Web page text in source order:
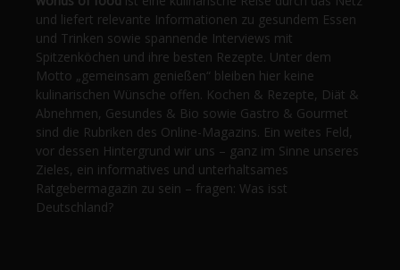
und liefert relevante Informationen zu gesundem Essen
und Trinken sowie spannende Interviews mit
Spitzenköchen und ihre besten Rezepte. Unter dem
Motto „gemeinsam genießen“ bleiben hier keine
kulinarischen Wünsche offen. Kochen & Rezepte, Diät &
Abnehmen, Gesundes & Bio sowie Gastro & Gourmet
sind die Rubriken des Online-Magazins. Ein weites Feld,
vor dessen Hintergrund wir uns – ganz im Sinne unseres
Zieles, ein informatives und unterhaltsames
Ratgebermagazin zu sein – fragen: Was isst
Deutschland?